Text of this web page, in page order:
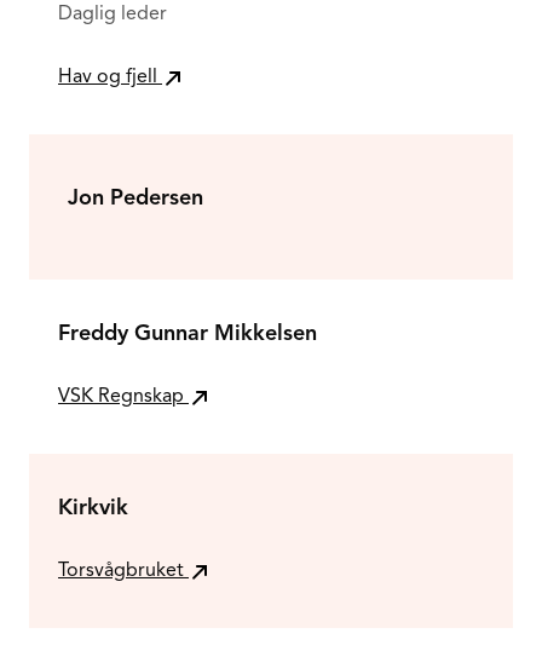
Daglig leder
Hav og fjell
Jon Pedersen
Freddy Gunnar Mikkelsen
VSK Regnskap
Kirkvik
Torsvågbruket